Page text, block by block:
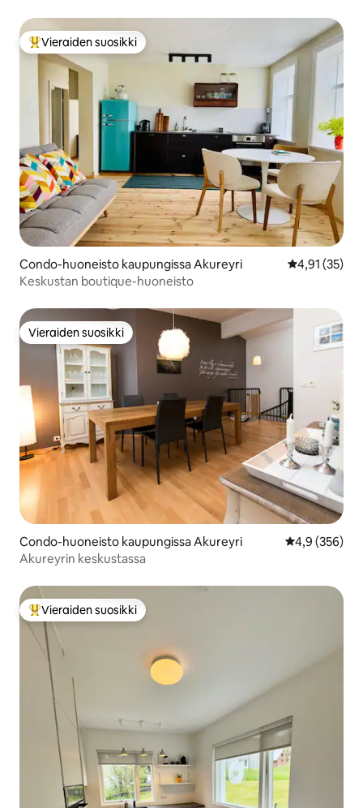
Vieraiden suosikkien parhaimmistoa
Vieraiden suosikki
Condo-huoneisto kaupungissa Akureyri
4,91 (35)
Keskustan boutique-huoneisto
Vieraiden suosikki
Vieraiden suosikki
Condo-huoneisto kaupungissa Akureyri
4,9 (356)
Akureyrin keskustassa
Vieraiden suosikkien parhaimmistoa
Vieraiden suosikki